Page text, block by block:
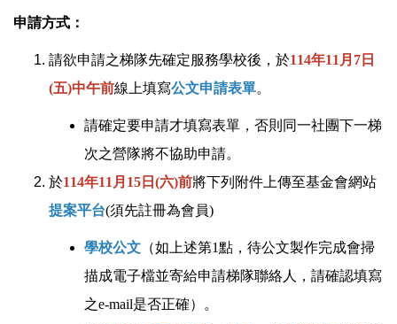
申請方式：
請欲申請之梯隊先確定服務學校後，於114年11月7日
(五)中午前線上填寫公文申請表單。
請確定要申請才填寫表單，否則同一社團下一梯
次之營隊將不協助申請。
於114年11月15日(六)前將下列附件上傳至基金會網站
提案平台(須先註冊為會員)
學校公文 （如上述第1點，待公文製作完成會掃
描成電子檔並寄給申請梯隊聯絡人，請確認填寫
之e-mail是否正確）。